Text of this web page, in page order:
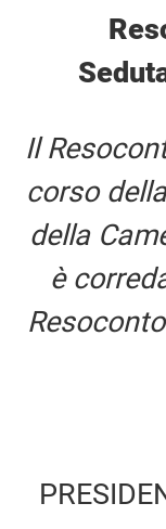
Il
corso
della
è